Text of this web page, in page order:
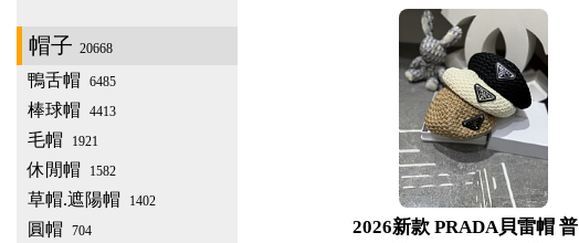
帽子 20668
鴨舌帽 6485
棒球帽 4413
毛帽 1921
休閒帽 1582
草帽.遮陽帽 1402
圓帽 704
2026新款 PRADA貝雷帽 普